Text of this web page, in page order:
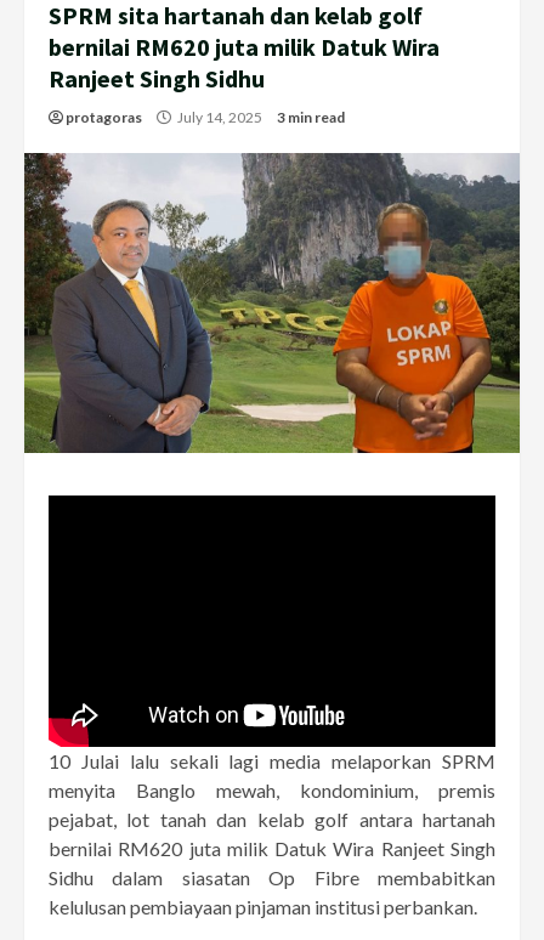
SPRM sita hartanah dan kelab golf
bernilai RM620 juta milik Datuk Wira
Ranjeet Singh Sidhu
protagoras July 14, 2025 3 min read
10 Julai lalu sekali lagi media melaporkan SPRM
menyita Banglo mewah, kondominium, premis
pejabat, lot tanah dan kelab golf antara hartanah
bernilai RM620 juta milik Datuk Wira Ranjeet Singh
Sidhu dalam siasatan Op Fibre membabitkan
kelulusan pembiayaan pinjaman institusi perbankan.